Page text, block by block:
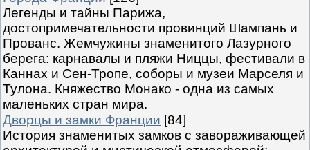
Легенды и тайны Парижа,
достопримечательности провинций Шампань и
Прованс. Жемчужины знаменитого Лазурного
берега: карнавалы и пляжи Ниццы, фестивали в
Каннах и Сен-Тропе, соборы и музеи Марселя и
Тулона. Княжество Монако - одна из самых
маленьких стран мира.
Дворцы и замки Франции [84]
История знаменитых замков с завораживающей